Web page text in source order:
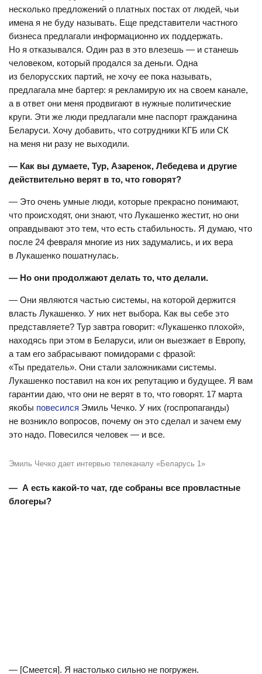
несколько предложений о платных постах от людей, чьи
имена я не буду называть. Еще представители частного
бизнеса предлагали информационно их поддержать.
Но я отказывался. Один раз в это влезешь — и станешь
человеком, который продался за деньги. Одна
из белорусских партий, не хочу ее пока называть,
предлагала мне бартер: я рекламирую их на своем канале,
а в ответ они меня продвигают в нужные политические
круги. Эти же люди предлагали мне паспорт гражданина
Беларуси. Хочу добавить, что сотрудники КГБ или СК
на меня ни разу не выходили.
— Как вы думаете, Тур, Азаренок, Лебедева и другие
действительно верят в то, что говорят?
— Это очень умные люди, которые прекрасно понимают,
что происходят, они знают, что Лукашенко жестит, но они
оправдывают это тем, что есть стабильность. Я думаю, что
после 24 февраля многие из них задумались, и их вера
в Лукашенко пошатнулась.
— Но они продолжают делать то, что делали.
— Они являются частью системы, на которой держится
власть Лукашенко. У них нет выбора. Как вы себе это
представляете? Тур завтра говорит: «Лукашенко плохой»,
находясь при этом в Беларуси, или он выезжает в Европу,
а там его забрасывают помидорами с фразой:
«Ты предатель». Они стали заложниками системы.
Лукашенко поставил на кон их репутацию и будущее. Я вам
гарантии даю, что они не верят в то, что говорят. 17 марта
якобы повесился Эмиль Чечко. У них (госпропаганды)
не возникло вопросов, почему он это сделал и зачем ему
это надо. Повесился человек — и все.
Эмиль Чечко дает интервью телеканалу «Беларусь 1»
— А есть какой-то чат, где собраны все провластные
блогеры?
— [Смеется]. Я настолько сильно не погружен.